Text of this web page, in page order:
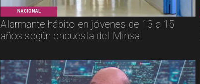
NACIONAL
Alarmante hábito en jóvenes de 13 a 15
años según encuesta del Minsal